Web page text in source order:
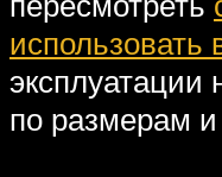
использовать
эксплуатации
по размерам